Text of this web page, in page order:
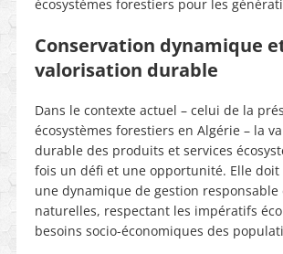
écosystèmes forestiers pour les
Conservation dynamique
valorisation durable
Dans le contexte actuel – celui de la
écosystèmes forestiers en Algérie – la
durable des produits et services
fois un défi et une opportunité. Elle doit
une dynamique de gestion responsable
naturelles, respectant les impératifs
besoins socio-économiques des